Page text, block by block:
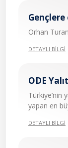
Orhan
DETAYLI BİLGİ
ODE
Türkiye’nin
yapan en
DETAYLI BİLGİ